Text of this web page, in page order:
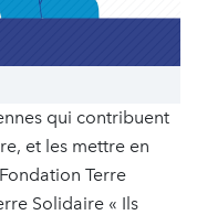
qui contribuent
et les mettre en
Terre
Solidaire « Ils